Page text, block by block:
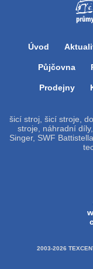
Úvod
Půjčovna
Prodejny
šicí stroj, šicí stroje,
stroje, náhradní
Singer, SWF
2003-2026